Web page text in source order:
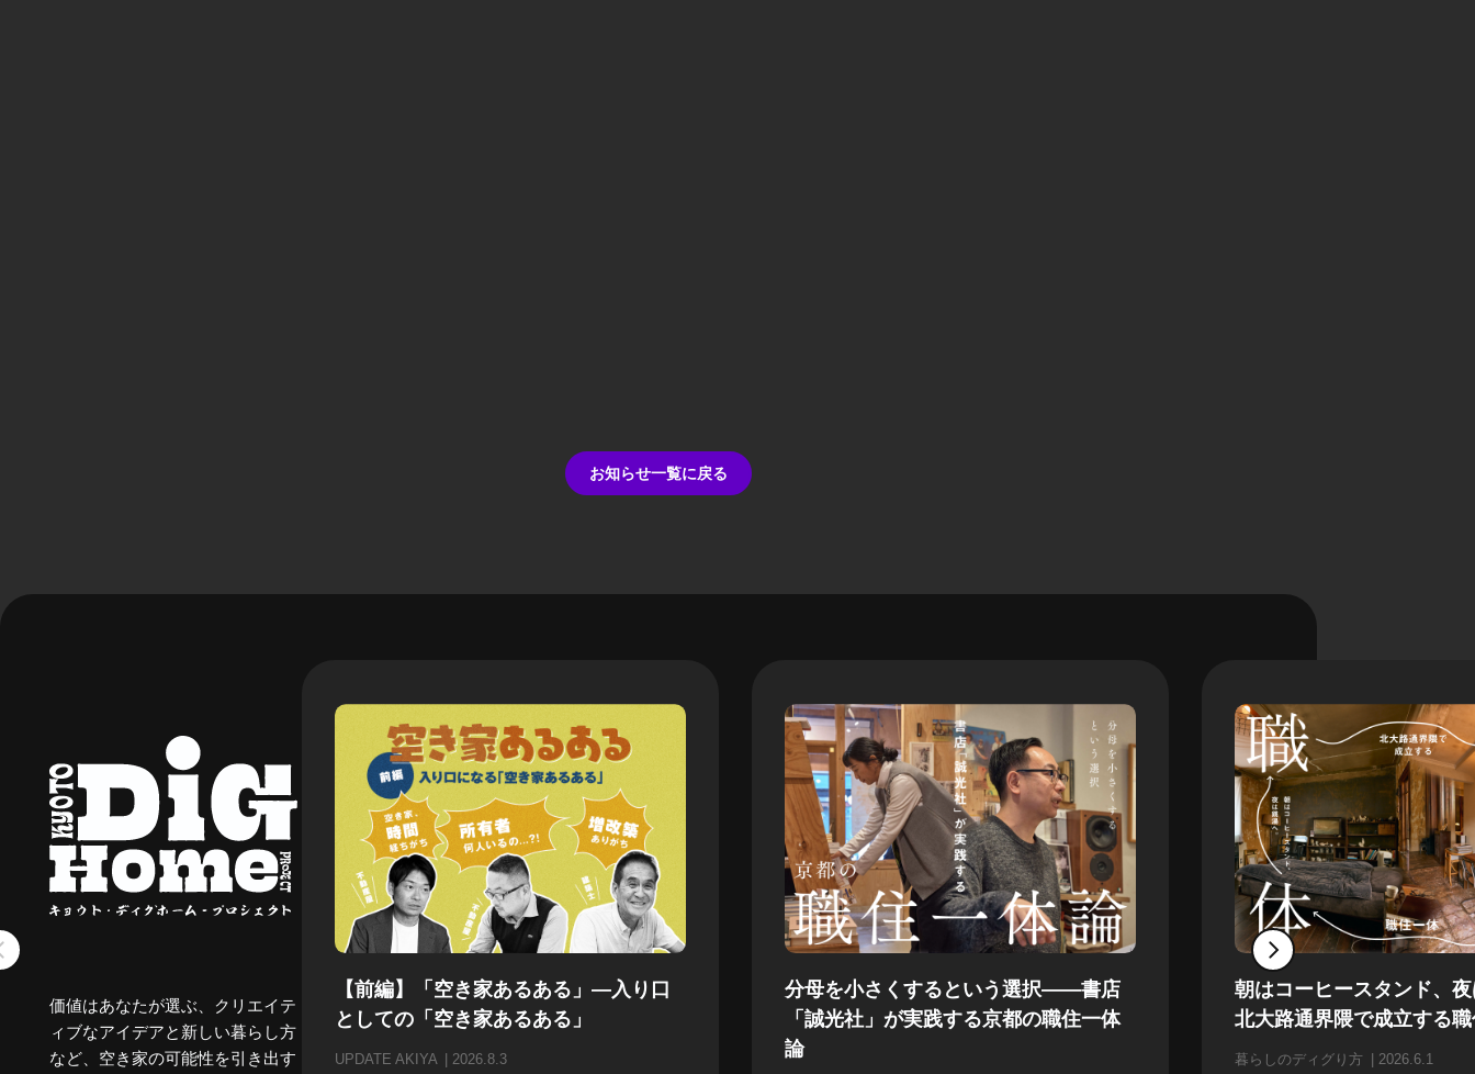
お知らせ一覧に戻る
価値はあなたが選ぶ、クリエイテ
ィブなアイデアと新しい暮らし方
など、空き家の可能性を引き出す
【前編】「空き家あるある」—入り口
としての「空き家あるある」
UPDATE AKIYA 2026.8.3
分母を小さくするという選択——書店
「誠光社」が実践する京都の職住一体
論
朝はコーヒースタンド、
北大路通界隈で成立する
暮らしのディグり方 2026.6.1